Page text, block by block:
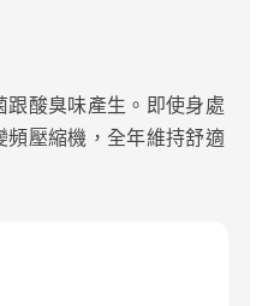
酸臭味產生。即使身處
壓縮機，全年維持舒適